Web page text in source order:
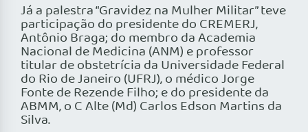
Já a palestra “Gravidez na Mulher Militar” teve
participação do presidente do CREMERJ,
Antônio Braga; do membro da Academia
Nacional de Medicina (ANM) e professor
titular de obstetrícia da Universidade Federal
do Rio de Janeiro (UFRJ), o médico Jorge
Fonte de Rezende Filho; e do presidente da
ABMM, o C Alte (Md) Carlos Edson Martins da
Silva.